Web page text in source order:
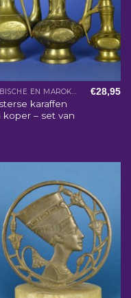
ARABISCHE EN MAROKKAANSE WOONACCESSOIRES
karaffen
koper – set van
€28,95